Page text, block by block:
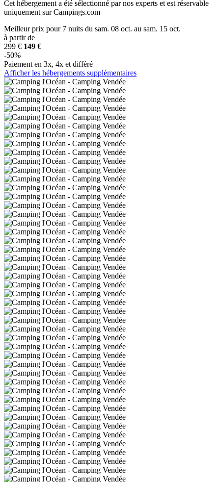
Cet hébergement a été sélectionné par nos experts et est réservable
uniquement sur Campings.com
Meilleur prix pour 7 nuits du sam. 08 oct. au sam. 15 oct.
à partir de
299 € 149 €
-50%
Paiement en 3x, 4x et différé
Afficher les hébergements supplémentaires